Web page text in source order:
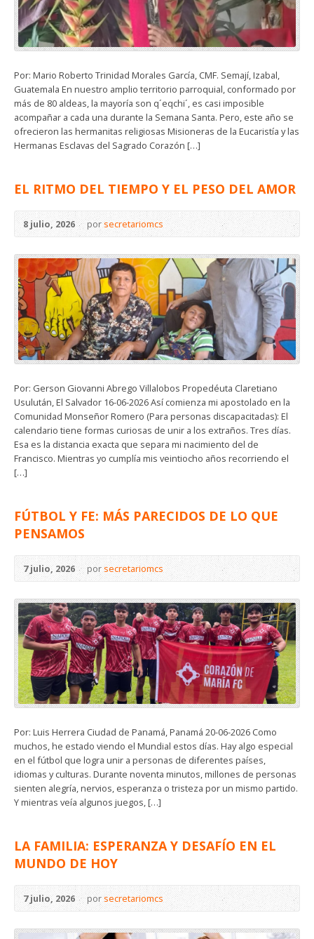
Por: Mario Roberto Trinidad Morales García, CMF. Semají, Izabal,
Guatemala En nuestro amplio territorio parroquial, conformado por
más de 80 aldeas, la mayoría son q´eqchi´, es casi imposible
acompañar a cada una durante la Semana Santa. Pero, este año se
ofrecieron las hermanitas religiosas Misioneras de la Eucaristía y las
Hermanas Esclavas del Sagrado Corazón […]
EL RITMO DEL TIEMPO Y EL PESO DEL AMOR
8 julio, 2026 porsecretariomcs
Por: Gerson Giovanni Abrego Villalobos Propedéuta Claretiano
Usulután, El Salvador 16-06-2026 Así comienza mi apostolado en la
Comunidad Monseñor Romero (Para personas discapacitadas): El
calendario tiene formas curiosas de unir a los extraños. Tres días.
Esa es la distancia exacta que separa mi nacimiento del de
Francisco. Mientras yo cumplía mis veintiocho años recorriendo el
[…]
FÚTBOL Y FE: MÁS PARECIDOS DE LO QUE
PENSAMOS
7 julio, 2026 porsecretariomcs
Por: Luis Herrera Ciudad de Panamá, Panamá 20-06-2026 Como
muchos, he estado viendo el Mundial estos días. Hay algo especial
en el fútbol que logra unir a personas de diferentes países,
idiomas y culturas. Durante noventa minutos, millones de personas
sienten alegría, nervios, esperanza o tristeza por un mismo partido.
Y mientras veía algunos juegos, […]
LA FAMILIA: ESPERANZA Y DESAFÍO EN EL
MUNDO DE HOY
7 julio, 2026 porsecretariomcs